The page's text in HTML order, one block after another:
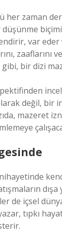
her zaman
düşünme
var
zaaflarını
gibi, bir dizi
değil, bir
mazeret
dışa
de içsel
tıpkı